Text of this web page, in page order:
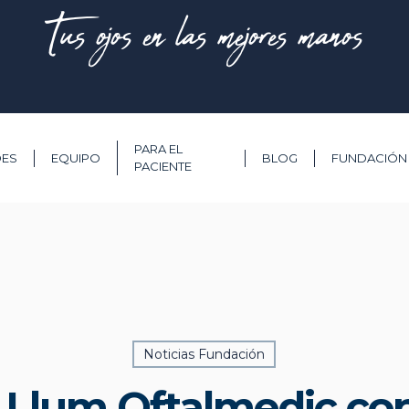
Tus ojos en las mejores manos
EQUIPO
PARA EL
PACIENTE
BLOG FUNDACIÓN
Noticias Fundación